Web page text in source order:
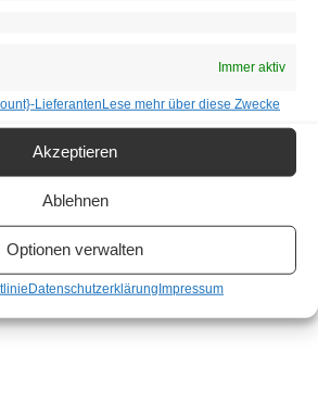
Immer aktiv
LieferantenLese mehr über diese Zwecke
Akzeptieren
Ablehnen
Optionen verwalten
DatenschutzerklärungImpressum
Menü